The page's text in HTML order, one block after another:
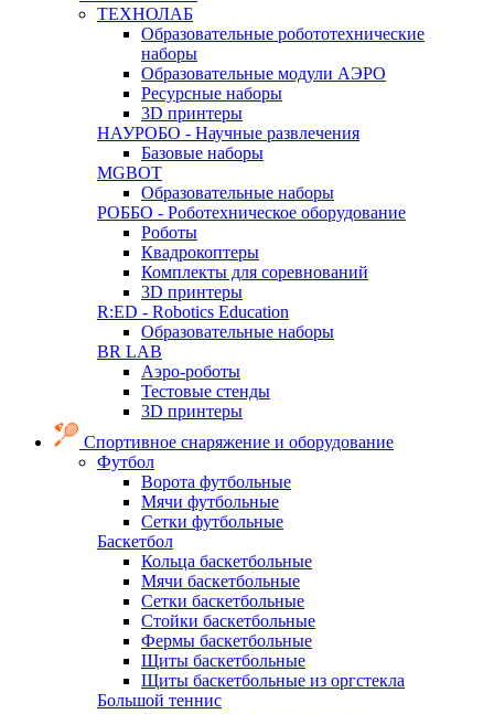
ТЕХНОЛАБ
Образовательные робототехнические
наборы
Образовательные модули АЭРО
Ресурсные наборы
3D принтеры
НАУРОБО - Научные развлечения
Базовые наборы
MGBOT
Образовательные наборы
РОББО - Роботехническое оборудование
Роботы
Квадрокоптеры
Комплекты для соревнований
3D принтеры
R:ED - Robotics Education
Образовательные наборы
BR LAB
Аэро-роботы
Тестовые стенды
3D принтеры
Спортивное снаряжение и оборудование
Футбол
Ворота футбольные
Мячи футбольные
Сетки футбольные
Баскетбол
Кольца баскетбольные
Мячи баскетбольные
Сетки баскетбольные
Стойки баскетбольные
Фермы баскетбольные
Щиты баскетбольные
Щиты баскетбольные из оргстекла
Большой теннис